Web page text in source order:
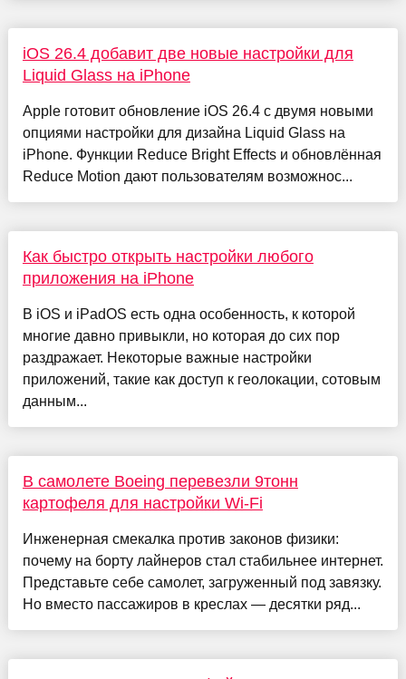
iOS 26.4 добавит две новые настройки для
Liquid Glass на iPhone
Apple готовит обновление iOS 26.4 с двумя новыми
опциями настройки для дизайна Liquid Glass на
iPhone. Функции Reduce Bright Effects и обновлённая
Reduce Motion дают пользователям возможнос...
Как быстро открыть настройки любого
приложения на iPhone
В iOS и iPadOS есть одна особенность, к которой
многие давно привыкли, но которая до сих пор
раздражает. Некоторые важные настройки
приложений, такие как доступ к геолокации, сотовым
данным...
В самолете Boeing перевезли 9тонн
картофеля для настройки Wi-Fi
Инженерная смекалка против законов физики:
почему на борту лайнеров стал стабильнее интернет.
Представьте себе самолет, загруженный под завязку.
Но вместо пассажиров в креслах — десятки ряд...